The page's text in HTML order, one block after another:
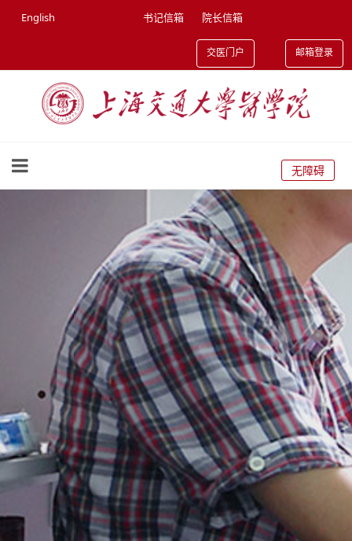
English 书记信箱 院长信箱
交医门户 邮箱登录
无障碍